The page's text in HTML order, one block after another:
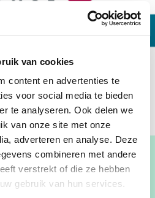
van cookies
content en advertenties te
voor social media te bieden
te analyseren. Ook delen we
van onze site met onze
adverteren en analyse. Deze
combineren met andere
verstrekt of die ze hebben
gebruik van hun services.